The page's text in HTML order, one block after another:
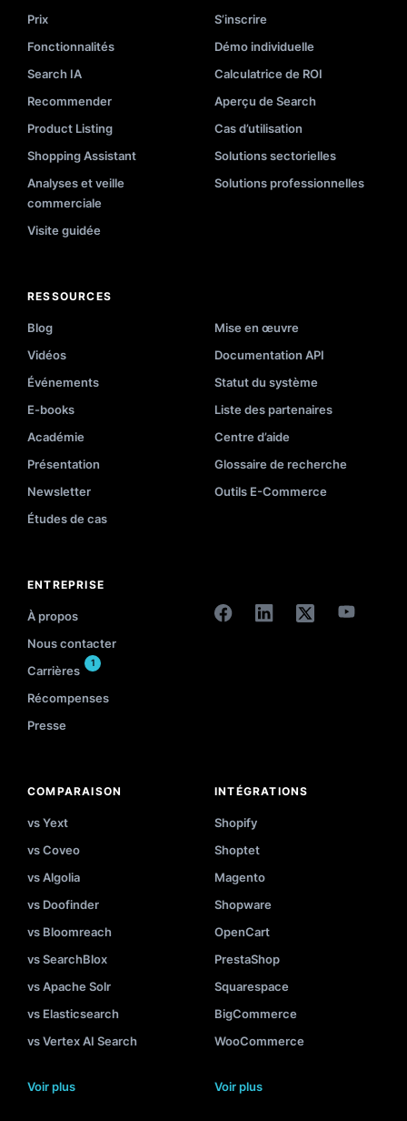
Prix
S’inscrire
Fonctionnalités
Démo individuelle
Search IA
Calculatrice de ROI
Recommender
Aperçu de Search
Product Listing
Cas d’utilisation
Shopping Assistant
Solutions sectorielles
Analyses et veille
commerciale
Solutions professionnelles
Visite guidée
RESSOURCES
Blog
Mise en œuvre
Vidéos
Documentation API
Événements
Statut du système
E-books
Liste des partenaires
Académie
Centre d’aide
Présentation
Glossaire de recherche
Newsletter
Outils E-Commerce
Études de cas
ENTREPRISE
À propos
Nous contacter
Carrières
1
Récompenses
Presse
COMPARAISON
vs Yext
vs Coveo
vs Algolia
vs Doofinder
vs Bloomreach
vs SearchBlox
vs Apache Solr
vs Elasticsearch
vs Vertex AI Search
Voir plus
INTÉGRATIONS
Shopify
Shoptet
Magento
Shopware
OpenCart
PrestaShop
Squarespace
BigCommerce
WooCommerce
Voir plus